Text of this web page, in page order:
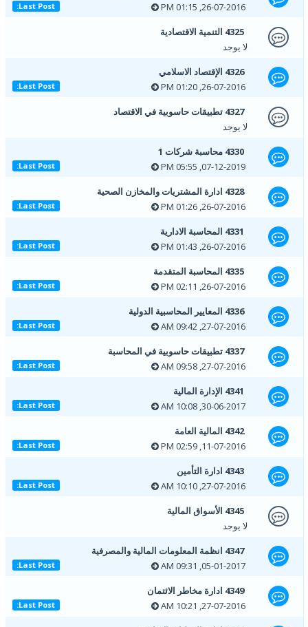
Last Post:
4325 التنمية الاقتصادية
لا يوجد
4326 الإقتصاد الاسلامي
Last Post:
4327 تطبيقات حاسوبية في الاقتصاد
لا يوجد
4330 محاسبة شركات 1
Last Post:
4328 ادارة المشتريات والمخازن الصحية
Last Post:
4331 المحاسبة الادارية
Last Post:
4335 المحاسبة المتقدمة
Last Post:
4336 المعايير المحاسبية الدولية
Last Post:
4337 تطبيقات حاسوبية في المحاسبة
Last Post:
4341 الإدارة المالية
Last Post:
4342 المالية العامة
Last Post:
4343 ادارة التأمين
Last Post:
4345 الأسواق المالية
لا يوجد
4347 انظمة المعلومات المالية والمصرفية
Last Post:
4349 ادارة مخاطر الائتمان
Last Post: